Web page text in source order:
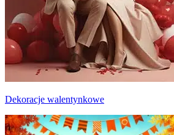
Dekoracje walentynkowe